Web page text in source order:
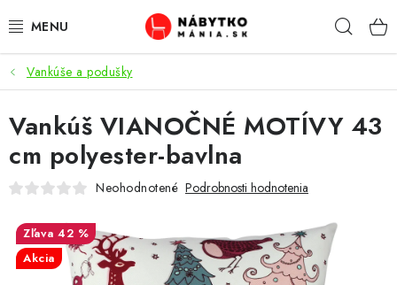
na
VÝPREDAJ
NOVINKY
OBÝVACIA IZBA
SPÁĽŇA
Vankúše a podušky
Vankúš VIANOČNÉ MOTÍVY 43
cm polyester-bavlna
Neohodnotené Podrobnosti hodnotenia
42 %
Akcia